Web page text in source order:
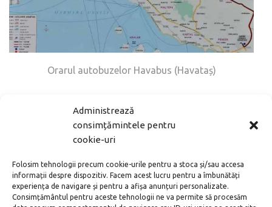
Administrează
consimțămintele pentru
cookie-uri
Folosim tehnologii precum cookie-urile pentru a stoca și/sau accesa
informații despre dispozitiv. Facem acest lucru pentru a îmbunătăți
experiența de navigare și pentru a afișa anunțuri personalizate.
Consimțământul pentru aceste tehnologii ne va permite să procesăm
Orarul autobuzelor Havabus (Havataș)
expres Havabus (fosta Havataș). Aceste autobuze albe
așteaptă pasageri la ieșirea din zona sosirilor.
Autobuzul circulă pe trasee Sabiha Gökçen havalimanı
Airport – Piața Taksim și Aeroportul Sabiha Gokchen –
Districtul Kadıköy.